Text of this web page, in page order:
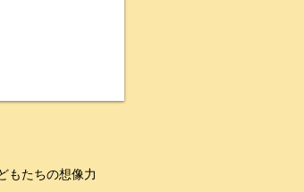
もたちの想像力